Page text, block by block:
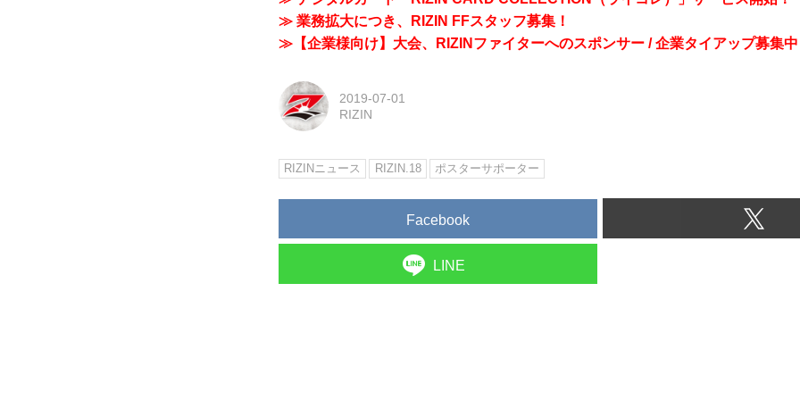
≫ 業務拡大につき、RIZIN FFスタッフ募集！
≫【企業様向け】大会、RIZINファイターへのスポンサー / 企業タイアップ募集
2019-07-01
RIZIN
RIZINニュース RIZIN.18 ポスターサポーター
Facebook
LINE